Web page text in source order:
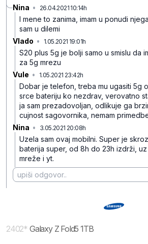
Nina • 26.04.2021 10:14h
I mene to zanima, imam u ponudi
sam u dilemi
Vlado • 1.05.2021 19:01h
S20 plus 5g je bolji samo u smislu da
za 5g mrezu
Vule • 1.05.2021 23:42h
Dobar je telefon, treba mu ugasiti 5g
srce bateriju ko nezdrav, verovatno
ja sam prezadovoljan, odlikuje ga
cujnost sagovornika, nemam
Nina • 3.05.2021 20:08h
Uzela sam ovaj mobilni. Super je
baterija super, od 8h do 23h izdrži,
mreže i yt.
2402* Galaxy Z Fold5 1TB